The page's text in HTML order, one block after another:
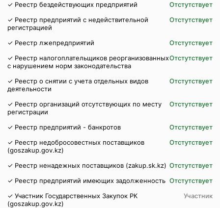
✓ Реестр бездействующих предприятий
Отстутствует
✓ Реестр предприятий с недействительной
регистрацией
Отстутствует
✓ Реестр лжепредприятий
Отстутствует
✓ Реестр налогоплательщиков реорганизованных
с нарушением норм законодательства
Отстутствует
✓ Реестр о снятии с учета отдельных видов
деятельности
Отстутствует
✓ Реестр организаций отсутствующих по месту
регистрации
Отстутствует
✓ Реестр предприятий - банкротов
Отстутствует
✓ Реестр недобросовестных поставщиков
(goszakup.gov.kz)
Отстутствует
✓ Реестр ненадежных поставщиков (zakup.sk.kz) Отстутствует
✓ Реестр предприятий имеющих задолженность Отстутствует
✓ Участник Государственных Закупок РК
(goszakup.gov.kz)
Участник